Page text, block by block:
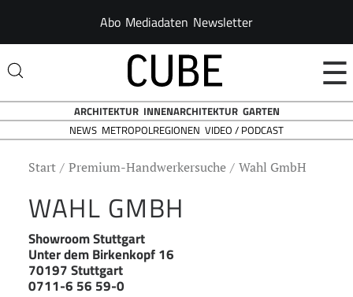
Abo Mediadaten Newsletter
☰
ARCHITEKTUR INNENARCHITEKTUR GARTEN
NEWS METROPOLREGIONEN VIDEO / PODCAST
Start Premium-Handwerkersuche Wahl GmbH
WAHL GMBH
Showroom Stuttgart
Unter dem Birkenkopf 16
70197 Stuttgart
0711-6 56 59-0